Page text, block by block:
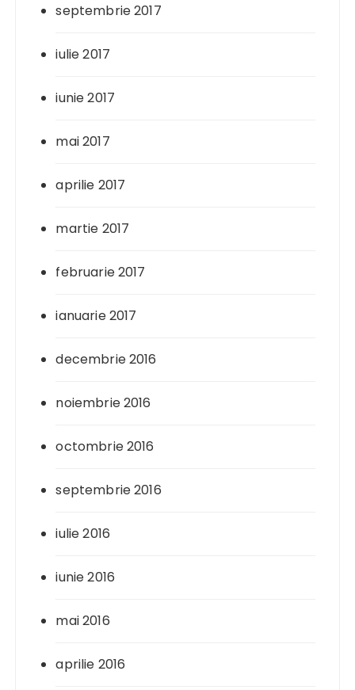
septembrie 2017
iulie 2017
iunie 2017
mai 2017
aprilie 2017
martie 2017
februarie 2017
ianuarie 2017
decembrie 2016
noiembrie 2016
octombrie 2016
septembrie 2016
iulie 2016
iunie 2016
mai 2016
aprilie 2016